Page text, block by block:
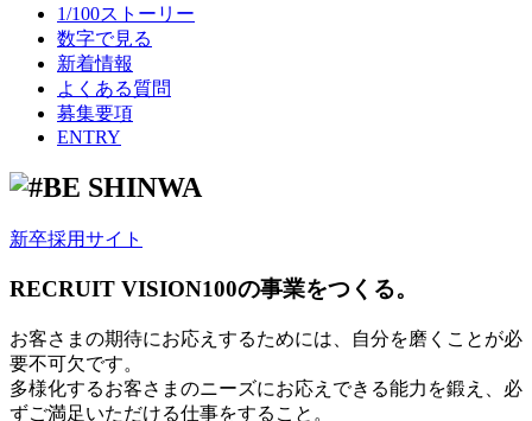
1/100ストーリー
数字で見る
新着情報
よくある質問
募集要項
ENTRY
新卒採用サイト
RECRUIT VISION100の事業をつくる。
お客さまの期待にお応えするためには、自分を磨くことが必
要不可欠です。
多様化するお客さまのニーズにお応えできる能力を鍛え、必
ずご満足いただける仕事をすること。